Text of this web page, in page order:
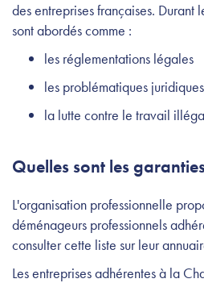
des entreprises françaises. Durant
sont abordés comme :
les réglementations légales
les problématiques
la lutte contre le travail
Quelles sont les
L'organisation professionnelle
déménageurs professionnels
consulter cette liste sur leur
Les entreprises adhérentes à la